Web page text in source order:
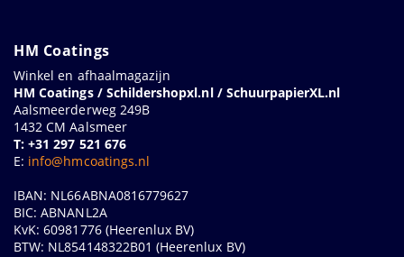
HM Coatings
Winkel en afhaalmagazijn
HM Coatings / Schildershopxl.nl / SchuurpapierXL.nl
Aalsmeerderweg 249B
1432 CM Aalsmeer
T: +31 297 521 676
E: info@hmcoatings.nl
IBAN: NL66ABNA0816779627
BIC: ABNANL2A
KvK: 60981776 (Heerenlux BV)
BTW: NL854148322B01 (Heerenlux BV)